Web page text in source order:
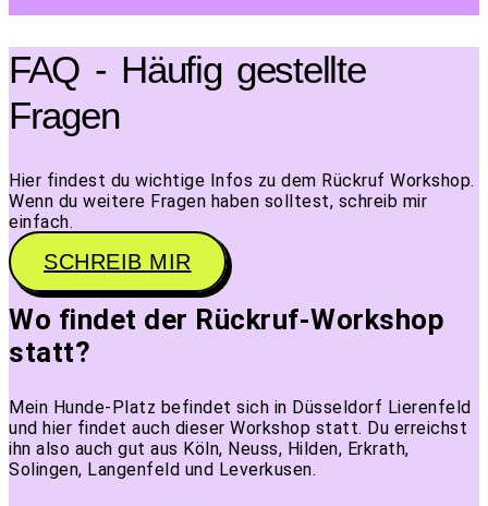
FAQ - Häufig gestellte
Fragen
Hier findest du wichtige Infos zu dem Rückruf Workshop.
Wenn du weitere Fragen haben solltest, schreib mir
einfach.
SCHREIB MIR
Wo findet der Rückruf-Workshop
statt?
Mein Hunde-Platz befindet sich in Düsseldorf Lierenfeld
und hier findet auch dieser Workshop statt. Du erreichst
ihn also auch gut aus Köln, Neuss, Hilden, Erkrath,
Solingen, Langenfeld und Leverkusen.